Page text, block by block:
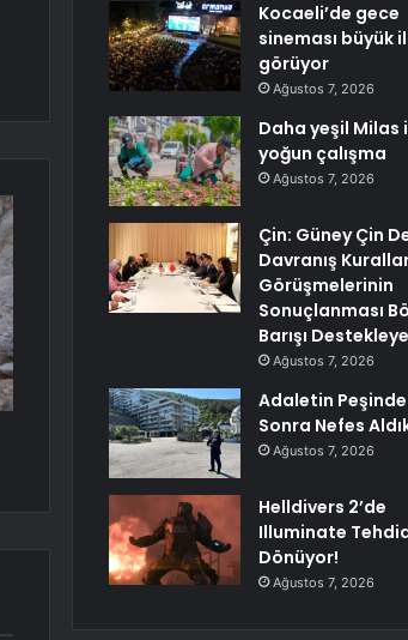
Kocaeli’de gece
sineması büyük
görüyor
Ağustos 7, 2026
Daha yeşil Milas
yoğun çalışma
Ağustos 7, 2026
Çin: Güney Çin
Davranış
Görüşmelerinin
Sonuçlanması
Barışı
Ağustos 7, 2026
Adaletin Peşinde
Sonra Nefes
Ağustos 7, 2026
Helldivers 2’de
Illuminate
Dönüyor!
Ağustos 7, 2026